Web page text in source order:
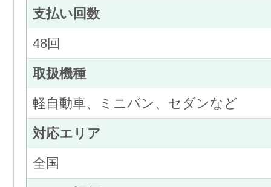
支払い回数
48回
取扱機種
軽自動車、ミニバン、セダンなど
対応エリア
全国